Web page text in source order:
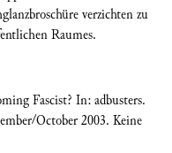
verzichten zu
Raumes.
Fascist? In: adbusters.
October 2003. Keine